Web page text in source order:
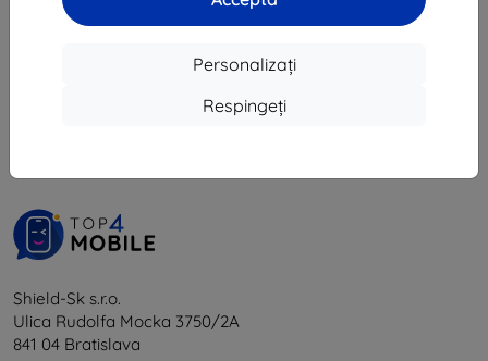
Personalizați
Respingeți
Shield-Sk s.r.o.
Ulica Rudolfa Mocka 3750/2A
841 04 Bratislava